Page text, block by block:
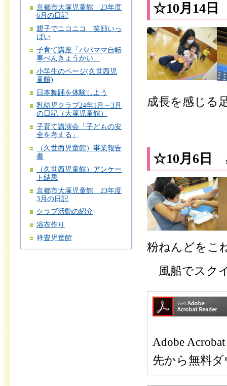
京都市大塚児童館 23年度
6月の日記
親子でニコニコ 笑顔いっ
ぱい
子育て講座「パパママ自転
車べんきょうかい」
小学生のページ(久世西児
童館)
日本舞踊を体験しよう
乳幼児クラブ24年1月～3月
の日記（大塚児童館）
子育て講演会「子どもの安
全を考える」
（久世西児童館）事業報告
書
（久世西児童館）アンケー
ト結果
京都市大塚児童館 23年度
3月の日記
クラブ活動の紹介
浴衣作り
祥豊児童館
☆10月14日
成長を感じる
☆10月6日
粉ねんどをこ
風船でスク
Adobe
先から無料